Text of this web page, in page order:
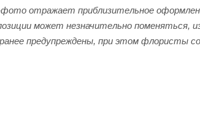
отражает приблизительное
может незначительно поменяться,
предупреждены, при этом флористы